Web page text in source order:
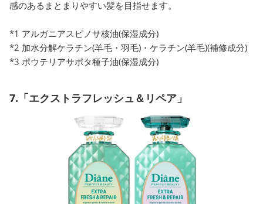
感のあるまとまりやすい髪を目指せます。
*1 アルガニアスピノサ核油(保湿成分)
*2 加水分解ケラチン(羊毛・羽毛)・ケラチン(羊毛)(補修成分)
*3 ポウテリアサポタ種子油(保湿成分)
7.「エクストラフレッシュ＆リペア」